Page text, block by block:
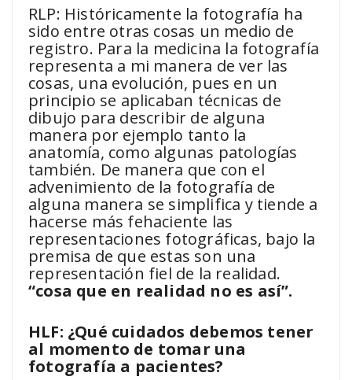
RLP: Históricamente la fotografía ha
sido entre otras cosas un medio de
registro. Para la medicina la fotografía
representa a mi manera de ver las
cosas, una evolución, pues en un
principio se aplicaban técnicas de
dibujo para describir de alguna
manera por ejemplo tanto la
anatomía, como algunas patologías
también. De manera que con el
advenimiento de la fotografía de
alguna manera se simplifica y tiende a
hacerse más fehaciente las
representaciones fotográficas, bajo la
premisa de que estas son una
representación fiel de la realidad.
“cosa que en realidad no es así”.
HLF: ¿Qué cuidados debemos tener
al momento de tomar una
fotografía a pacientes?